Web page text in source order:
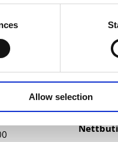
Allow selection
Klær